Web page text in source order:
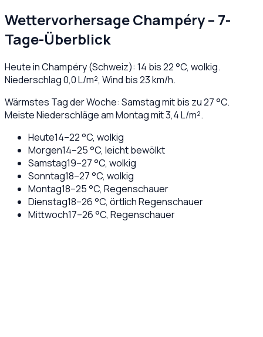
WettervorhersageChampéry– 7-
Tage-Überblick
Heute inChampéry(Schweiz): 14 bis22°C, wolkig.
Niederschlag0,0L/m², Wind bis23km/h.
Wärmstes Tag der Woche: Samstag mit bis zu 27 °C.
Meiste Niederschläge am Montag mit 3,4 L/m².
Heute14–22°C, wolkig
Morgen14–25°C, leicht bewölkt
Samstag19–27°C, wolkig
Sonntag18–27°C, wolkig
Montag18–25°C, Regenschauer
Dienstag18–26°C, örtlich Regenschauer
Mittwoch17–26°C, Regenschauer